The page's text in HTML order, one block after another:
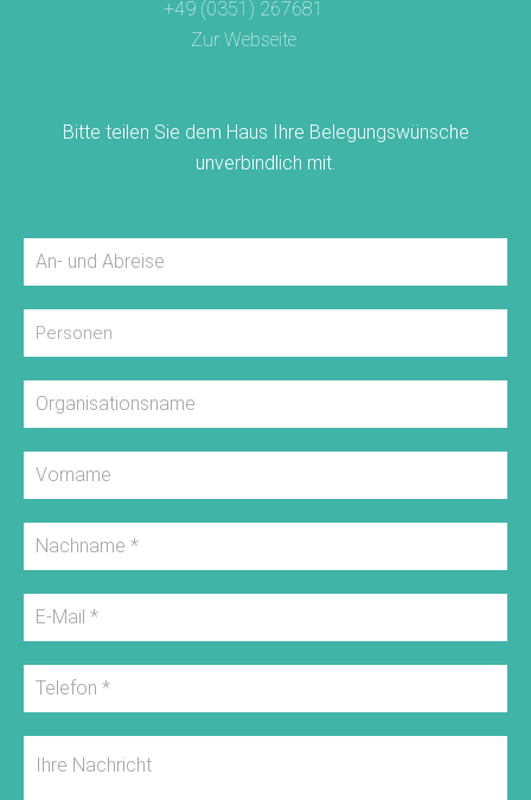
+49 (0351) 267681
Zur Webseite
Bitte teilen Sie dem Haus Ihre Belegungswünsche
unverbindlich mit.